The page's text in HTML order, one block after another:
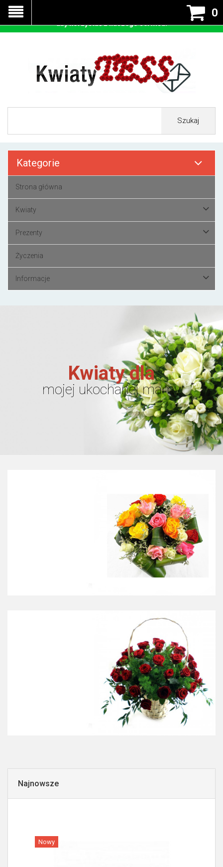
0
Szukaj
Kategorie
Strona główna
Kwiaty
Prezenty
Życzenia
Informacje
Kwiaty dla
mojej ukochanej mamy
Najnowsze
Nowy
Nasza strona korzysta z cookies - czyli tzw ciastek w celu
prawidłowego działania. Zaakceptuj przyjmowanie cookies
aby korzystać z naszego serwisu.